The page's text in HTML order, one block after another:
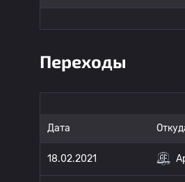
Переходы
Дата
18.02.2021